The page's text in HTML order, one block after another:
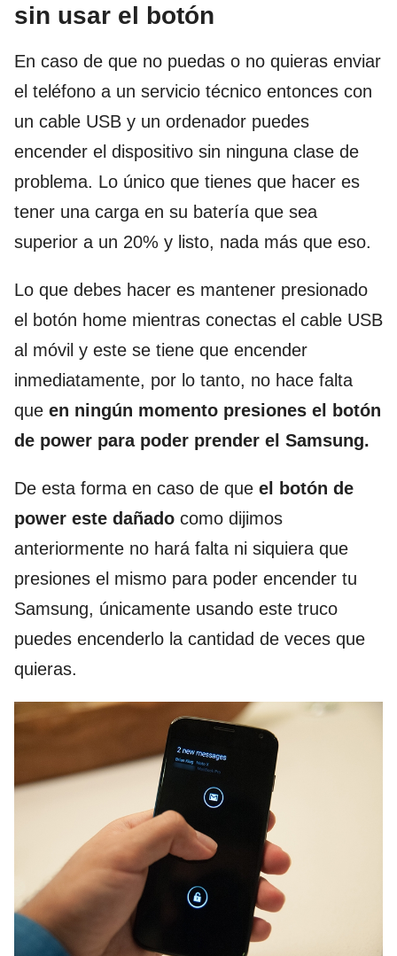
sin usar el botón
En caso de que no puedas o no quieras enviar
el teléfono a un servicio técnico entonces con
un cable USB y un ordenador puedes
encender el dispositivo sin ninguna clase de
problema. Lo único que tienes que hacer es
tener una carga en su batería que sea
superior a un 20% y listo, nada más que eso.
Lo que debes hacer es mantener presionado
el botón home mientras conectas el cable USB
al móvil y este se tiene que encender
inmediatamente, por lo tanto, no hace falta
que en ningún momento presiones el botón
de power para poder prender el Samsung.
De esta forma en caso de que el botón de
power este dañado como dijimos
anteriormente no hará falta ni siquiera que
presiones el mismo para poder encender tu
Samsung, únicamente usando este truco
puedes encenderlo la cantidad de veces que
quieras.